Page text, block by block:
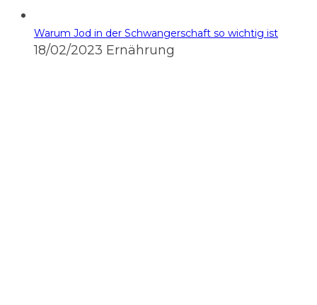
Warum Jod in der Schwangerschaft so wichtig ist
18/02/2023 Ernährung